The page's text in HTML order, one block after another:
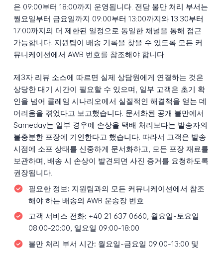
은 09:00부터 18:00까지 운영됩니다. 전담 불만 처리 부서는
월요일부터 금요일까지 09:00부터 13:00까지와 13:30부터
17:00까지의 더 제한된 일정으로 동일한 채널을 통해 접근
가능합니다. 지원팀이 배송 기록을 찾을 수 있도록 모든 커
뮤니케이션에서 AWB 번호를 참조해야 합니다.
제3자 리뷰 소스에 따르면 실제 상담원에게 연결하는 것은
상당한 대기 시간이 필요할 수 있으며, 일부 고객은 초기 확
인을 넘어 클레임 시나리오에서 실질적인 해결책을 얻는 데
어려움을 겪었다고 보고했습니다. 문서화된 공개 불만에서
Sameday는 일부 경우에 손상을 택배 처리보다는 발송자의
불충분한 포장에 기인한다고 했습니다. 따라서 고객은 발송
시점에 소포 상태를 신중하게 문서화하고, 모든 포장 재료를
보관하며, 배송 시 손상이 발견되면 사진 증거를 요청하도록
권장됩니다.
필요한 정보: 지원팀과의 모든 커뮤니케이션에서 참조
해야 하는 배송의 AWB 운송장 번호
고객 서비스 전화: +40 21 637 0660, 월요일-토요일
08:00-20:00, 일요일 09:00-18:00
불만 처리 부서 시간: 월요일-금요일 09:00-13:00 및